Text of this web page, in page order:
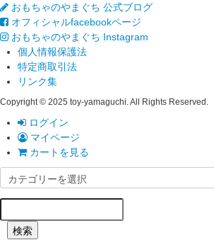
おもちゃのやまぐち 公式ブログ
オフィシャルfacebookページ
おもちゃのやまぐち Instagram
個人情報保護法
特定商取引法
リンク集
Copyright © 2025 toy-yamaguchi. All Rights Reserved.
ログイン
マイページ
カートを見る
検索